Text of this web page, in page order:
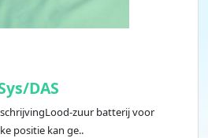
DAS
zuur batterij voor
positie kan ge..